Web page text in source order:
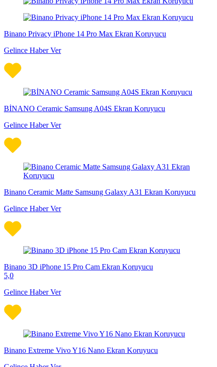
Binano Privacy iPhone 14 Pro Max Ekran Koruyucu
Gelince Haber Ver
BİNANO Ceramic Samsung A04S Ekran Koruyucu
Gelince Haber Ver
Binano Ceramic Matte Samsung Galaxy A31 Ekran Koruyucu
Gelince Haber Ver
Binano 3D iPhone 15 Pro Cam Ekran Koruyucu
5,0
Gelince Haber Ver
Binano Extreme Vivo Y16 Nano Ekran Koruyucu